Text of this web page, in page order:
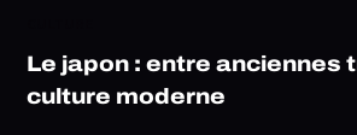
Le japon : entre anciennes
culture moderne